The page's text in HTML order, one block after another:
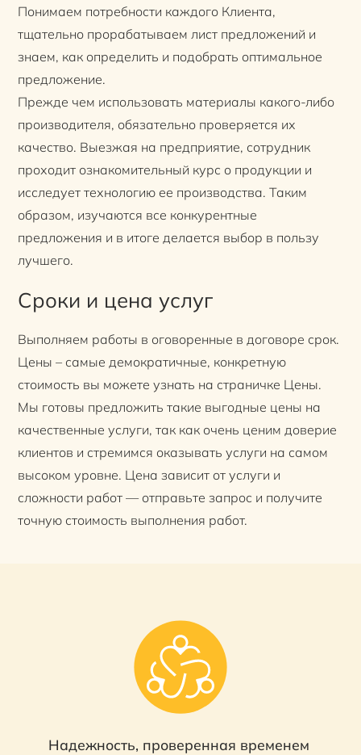
Понимаем потребности каждого Клиента,
тщательно прорабатываем лист предложений и
знаем, как определить и подобрать оптимальное
предложение.
Прежде чем использовать материалы какого-либо
производителя, обязательно проверяется их
качество. Выезжая на предприятие, сотрудник
проходит ознакомительный курс о продукции и
исследует технологию ее производства. Таким
образом, изучаются все конкурентные
предложения и в итоге делается выбор в пользу
лучшего.
Сроки и цена услуг
Выполняем работы в оговоренные в договоре срок.
Цены – самые демократичные, конкретную
стоимость вы можете узнать на страничке Цены.
Мы готовы предложить такие выгодные цены на
качественные услуги, так как очень ценим доверие
клиентов и стремимся оказывать услуги на самом
высоком уровне. Цена зависит от услуги и
сложности работ — отправьте запрос и получите
точную стоимость выполнения работ.
Надежность, проверенная временем